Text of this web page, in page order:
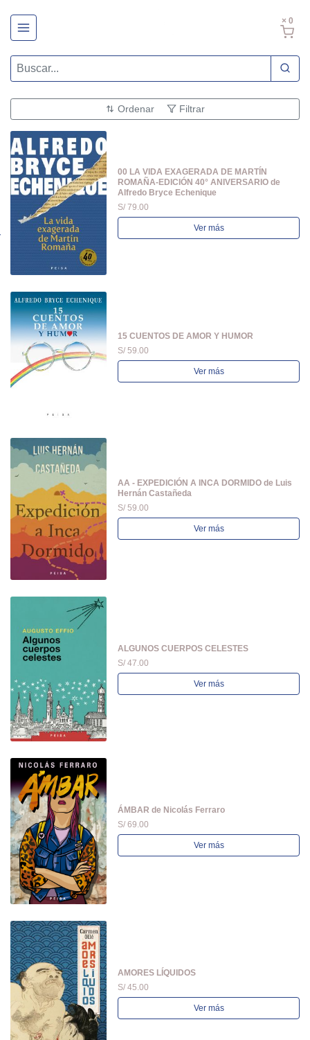
× 0
Ordenar Filtrar
00 LA VIDA EXAGERADA DE MARTÍN
ROMAÑA-EDICIÓN 40° ANIVERSARIO de
Alfredo Bryce Echenique
S/ 79.00
Ver más
15 CUENTOS DE AMOR Y HUMOR
S/ 59.00
Ver más
AA - EXPEDICIÓN A INCA DORMIDO de Luis
Hernán Castañeda
S/ 59.00
Ver más
ALGUNOS CUERPOS CELESTES
S/ 47.00
Ver más
ÁMBAR de Nicolás Ferraro
S/ 69.00
Ver más
AMORES LÍQUIDOS
S/ 45.00
Ver más